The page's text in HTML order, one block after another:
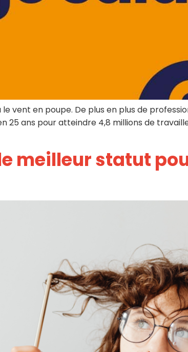
vent en poupe. De plus en plus de
25 ans pour atteindre 4,8 millions de
meilleur statut